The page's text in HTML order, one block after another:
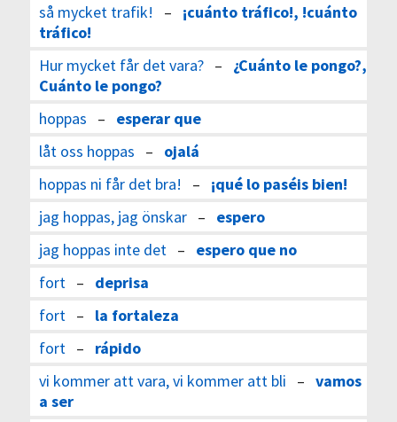
så mycket trafik! – ¡cuánto tráfico!, !cuánto
tráfico!
Hur mycket får det vara?– ¿Cuánto le pongo?,
Cuánto le pongo?
hoppas – esperar que
låt oss hoppas – ojalá
hoppas ni får det bra! – ¡qué lo paséis bien!
jag hoppas, jag önskar– espero
jag hoppas inte det– espero que no
fort– deprisa
fort– la fortaleza
fort– rápido
vi kommer att vara, vi kommer att bli – vamos
a ser